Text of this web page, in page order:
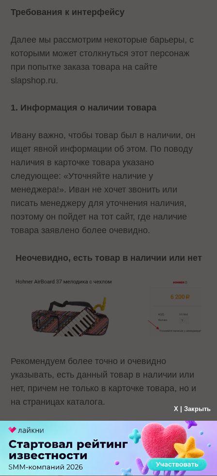
Требования к интерфейсу
Далее мы рассмотрим некоторые барьеры, с
которыми может столкнуться этот персонаж
при попытке заказа товара на сайте
slapshop.ru.
1. Информация о наличии товара
Ивану важно, чтобы товар был в наличии, он
ищет явной информации об этом. По поводу
наличия в карточке товара указано
следующее: «Уточняйте наличие у
менеджера!». Иван не хочет звонить или
писать менеджеру для уточнения наличия,
поэтому он пойдет на тот сайт, где наличие
товара заявлено более очевидно.
Неочевидно, есть товар в наличии или нет
Рекомендуем более точно и очевидно
указывать, есть данный товар в наличии или
нет, причем не только в карточке товара, но и
на страницах каталога.
Информация о наличии товара на странице
продукта и на странице каталога
X | Закрыть